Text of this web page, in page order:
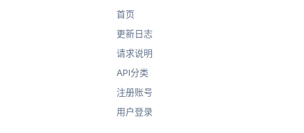
首页
更新日志
请求说明
API分类
注册账号
用户登录